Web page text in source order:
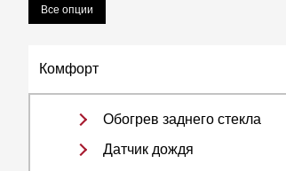
Все опции
Комфорт
Обогрев заднего стекла
Датчик дождя